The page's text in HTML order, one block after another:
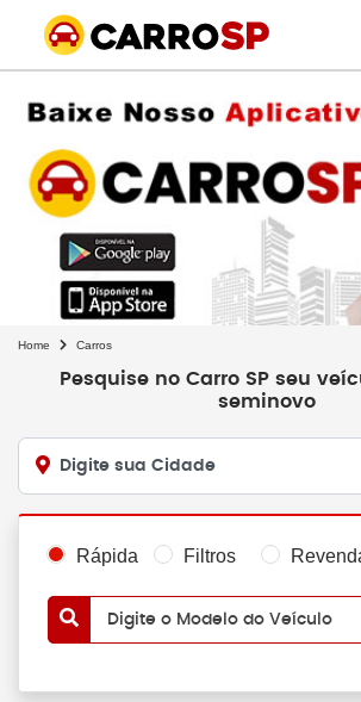
Home Carros
Pesquise no Carro SP seu
seminovo
Digite sua Cidade
Rápida Filtros
Digite o Modelo do Veículo